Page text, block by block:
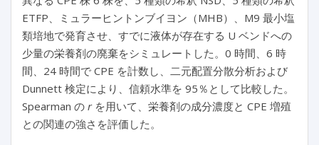
ETFP、ミュラーヒントンブイヨン（MHB）、M9 最小塩
類培地で発育させ、すでに液体が存在する U ベンドへの
少量の栄養剤の廃棄をシミュレートした。0 時間、6 時
間、24 時間で CPE を計数し、二元配置分散分析および
Dunnett 検定により、信頼水準を 95％として比較した。
Spearman の r を用いて、栄養剤の成分濃度と CPE 増殖
との関連の強さを評価した。